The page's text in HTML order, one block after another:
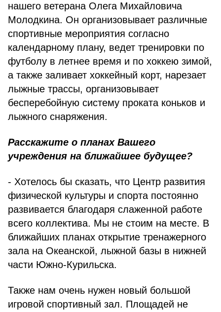
нашего ветерана Олега Михайловича
Молодкина. Он организовывает различные
спортивные мероприятия согласно
календарному плану, ведет тренировки по
футболу в летнее время и по хоккею зимой,
а также заливает хоккейный корт, нарезает
лыжные трассы, организовывает
бесперебойную систему проката коньков и
лыжного снаряжения.
Расскажите о планах Вашего
учреждения на ближайшее будущее?
- Хотелось бы сказать, что Центр развития
физической культуры и спорта постоянно
развивается благодаря слаженной работе
всего коллектива. Мы не стоим на месте. В
ближайших планах открытие тренажерного
зала на Океанской, лыжной базы в нижней
части Южно-Курильска.
Также нам очень нужен новый большой
игровой спортивный зал. Площадей не